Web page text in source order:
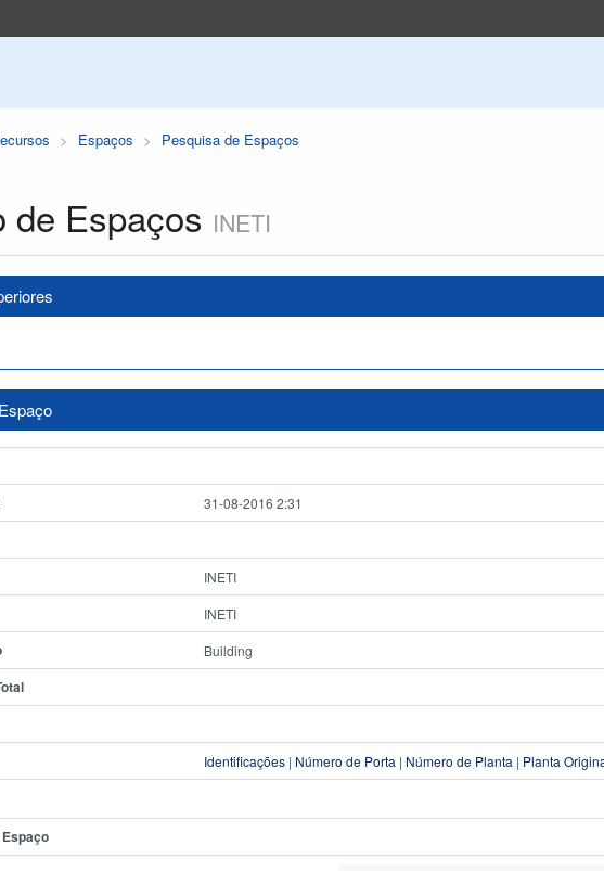
Espaços Pesquisa de Espaços
de Espaços INETI
31-08-2016 2:31
INETI
INETI
Building
Identificações | Número de Porta | Número de Planta | Planta